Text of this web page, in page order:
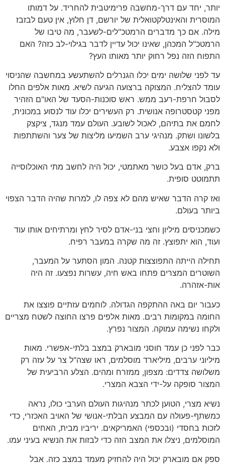
יותר, יחד עם דרך-מחשבה פרימיטבית להחריד. על דמותו
המוסרית והאינטלקטואלית של יורשם, דן חלוץ, אין טעם לבזבז
מילה. אם כך מדברים הרמטכ"לים-לשעבר, מה טיבו של
הרמטכ"ל המכהן, שאינו יכול עדיין לדבר בגילוי-לב כזה? האם
התפוח הזה נפל רחוק יותר מאותו העץ?
עד לפני שלושה ימים יכלו הגנרלים להשתעשע במחשבה שהניסוי
עומד להצליח. המצוקה ברצועה הגיעה לשיא. מאות אלפים החלו
לסבול חרפת-רעב ממש. ראש סוכנות-הסעד של האו"ם הזהיר
מפני קטסטרופה אנושית. רק העשירים יכלו עוד לנסוע במכונית,
לחמם את בתיהם, לאכול לשובע. העולם עמד מנגד, ציקצק
בלשונו ושתק. מנהיגי ערב השמיעו מליצות של צער והשתתפות
ולא נקפו אצבע.
ברק, אדם בעל כושר מאתמטי, יכול היה לחשב מתי האוכלוסייה
תתמוטט סופית.
ואז קרה הדבר שאיש מהם לא צפה לו, למרות שהיה הדבר הצפוי
ביותר בעולם.
כשמכניסים מיליון וחצי בני-אדם לסיר לחץ ומרתיחים אותו עוד
ועוד, הוא יתפוצץ. זה מה שקרה במעבר רפיח.
תחילה הייתה התפוצצות קטנה. המון הסתער על המעבר,
השוטרים המצרים פתחו באש חיה, עשרות נפצעו. זה היה
אות-אזהרה.
כעבור יום באה ההתקפה הגדולה. לוחמים עזתיים פוצצו את
החומה במקומות רבים. מאות אלפים פרצו החוצה לשטח מצריים
ולקחו נשימה עמוקה. המצור נפרץ.
כבר לפני כן עמד חוסני מובארק במצב בלתי-אפשרי. מאות
מיליוני ערבים, מיליארד מוסלמים, ראו שצה"ל צר על עזה רק
משלושה צדדים: מצפון, ממזרח ומהים. הצלע הרביעית של
המצור סופקה על-ידי הצבא המצרי.
נשיא מצרי, הטוען לכתר מנהיגות העולם הערבי כולו, נראה
כמשתף-פעולה עם המבצע הבלתי-אנושי של האויב האכזרי, כדי
לזכות בחסדי (ובכספי) האמריקאים. יריביו מבית, האחים
המוסלמים, ניצלו את המצב הזה כדי לבזות את הנשיא בעיני עמו.
ספק אם מובארק יכול היה להחזיק מעמד במצב כזה. אבל